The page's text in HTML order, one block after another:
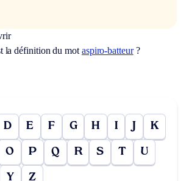
la définition du mot aspiro-batteur?
D E F G H I J K
O P Q R S T U
Y Z